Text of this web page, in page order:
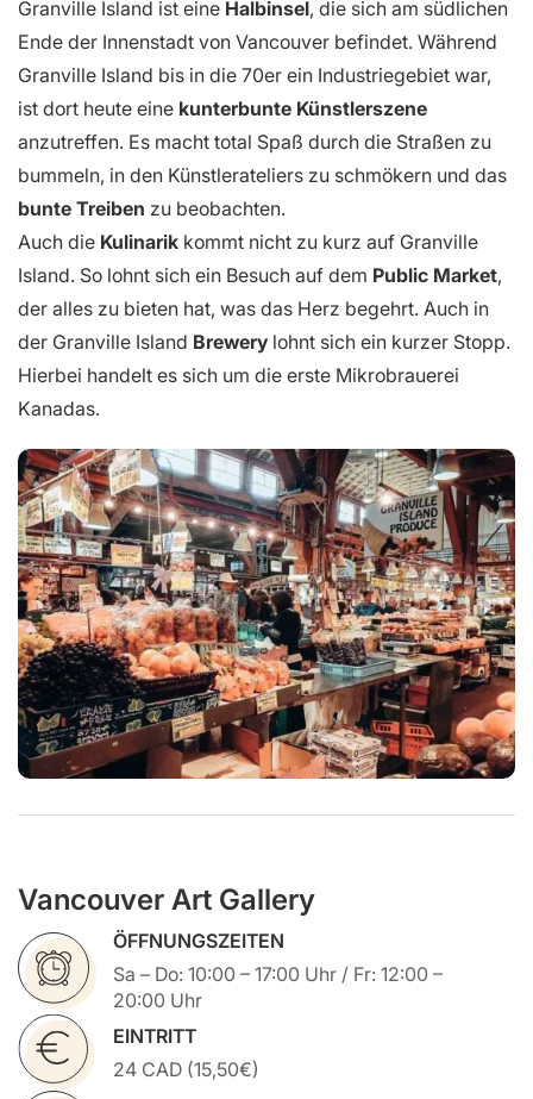
Granville Island ist eine Halbinsel, die sich am südlichen
Ende der Innenstadt von Vancouver befindet. Während
Granville Island bis in die 70er ein Industriegebiet war,
ist dort heute eine kunterbunte Künstlerszene
anzutreffen. Es macht total Spaß durch die Straßen zu
bummeln, in den Künstlerateliers zu schmökern und das
bunte Treiben zu beobachten.
Auch die Kulinarik kommt nicht zu kurz auf Granville
Island. So lohnt sich ein Besuch auf dem Public Market,
der alles zu bieten hat, was das Herz begehrt. Auch in
der Granville Island Brewery lohnt sich ein kurzer Stopp.
Hierbei handelt es sich um die erste Mikrobrauerei
Kanadas.
Vancouver Art Gallery
ÖFFNUNGSZEITEN
Sa – Do: 10:00 – 17:00 Uhr / Fr: 12:00 –
20:00 Uhr
EINTRITT
24 CAD (15,50€)